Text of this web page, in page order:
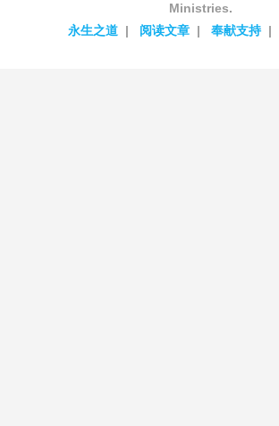
Ministries.
永生之道
阅读文章 奉献支持